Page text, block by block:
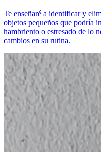
Te enseñaré a identificar y
objetos pequeños que podría
hambriento o estresado de lo
cambios en su rutina.